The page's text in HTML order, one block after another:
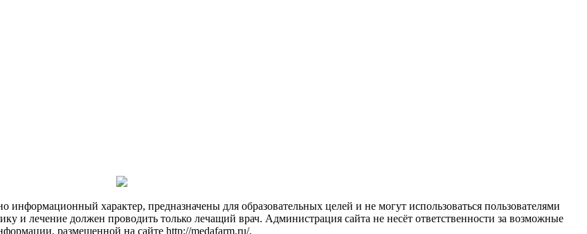
характер, предназначены для образовательных целей и не могут использоваться пользователями
и лечение должен проводить только лечащий врач. Администрация сайта не несёт ответственности за возможные
размещенной на сайте http://medafarm.ru/.